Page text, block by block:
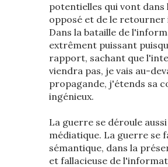
potentielles qui vont dans
opposé et de le
Dans la bataille de
extrêment puissant
rapport, sachant que
viendra pas, je vais au-
propagande, j'étends sa
ingénieux.
La guerre se déroule
médiatique. La guerre se
sémantique, dans la
et fallacieuse de